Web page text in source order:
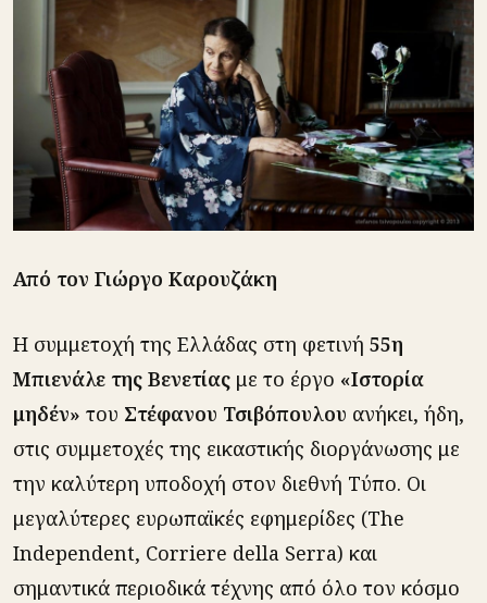
Από τον Γιώργο Καρουζάκη
H συμμετοχή της Ελλάδας στη φετινή 55η
Μπιενάλε της Βενετίας με το έργο «Ιστορία
μηδέν» του Στέφανου Τσιβόπουλου ανήκει, ήδη,
στις συμμετοχές της εικαστικής διοργάνωσης με
την καλύτερη υποδοχή στον διεθνή Τύπο. Οι
μεγαλύτερες ευρωπαϊκές εφημερίδες (The
Independent, Corriere della Serra) και
σημαντικά περιοδικά τέχνης από όλο τον κόσμο